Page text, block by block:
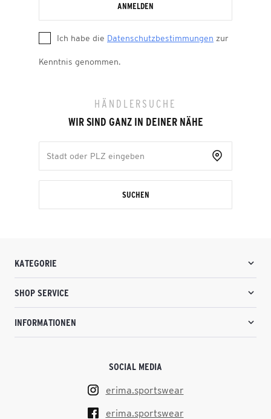
ANMELDEN
Ich habe die Datenschutzbestimmungen zur
Kenntnis genommen.
HÄNDLERSUCHE
WIR SIND GANZ IN DEINER NÄHE
SUCHEN
KATEGORIE
SHOP SERVICE
INFORMATIONEN
SOCIAL MEDIA
erima.sportswear
erima.sportswear